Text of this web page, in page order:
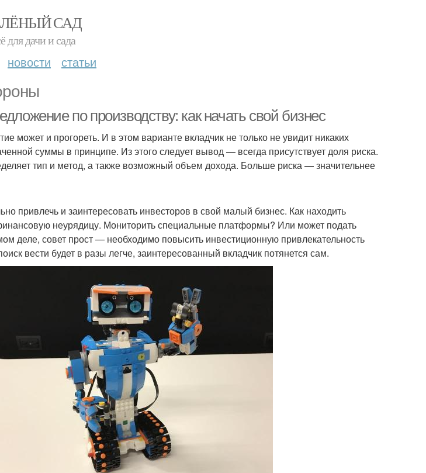
САД
для дачи и сада
новости статьи
по производству: как начать свой бизнес
может и прогореть. И в этом варианте вкладчик не только не увидит никаких
суммы в принципе. Из этого следует вывод — всегда присутствует доля риска.
тип и метод, а также возможный объем дохода. Больше риска — значительнее
привлечь и заинтересовать инвесторов в свой малый бизнес. Как находить
неурядицу. Мониторить специальные платформы? Или может подать
деле, совет прост — необходимо повысить инвестиционную привлекательность
вести будет в разы легче, заинтересованный вкладчик потянется сам.